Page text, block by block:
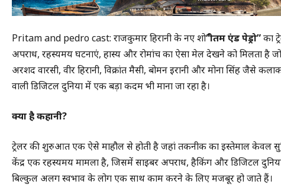
Pritam and pedro cast: राजकुमार हिरानी के नए शो“प्रीतम एंड पेड्रो”का
अपराध, रहस्यमय घटनाएं, हास्य और रोमांच का ऐसा मेल देखने को मिलता
अरशद वारसी, वीर हिरानी, विक्रांत मैसी, बोमन ईरानी और मोना सिंह जैसे
वाली डिजिटल दुनिया में एक बड़ा कदम भी माना जा रहा है।
क्याहैकहानी?
ट्रेलर की शुरुआत एक ऐसे माहौल से होती है जहां तकनीक का इस्तेमाल केवल
केंद्र एक रहस्यमय मामला है, जिसमें साइबर अपराध, हैकिंग और डिजिटल
बिल्कुल अलग स्वभाव के लोग एक साथ काम करने के लिए मजबूर हो जाते हैं।